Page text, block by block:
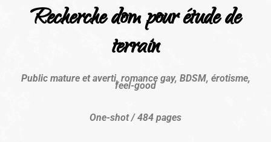
Recherche dom pour étude de
terrain
Public mature et averti, romance gay, BDSM, érotisme,
feel-good
One-shot / 484 pages